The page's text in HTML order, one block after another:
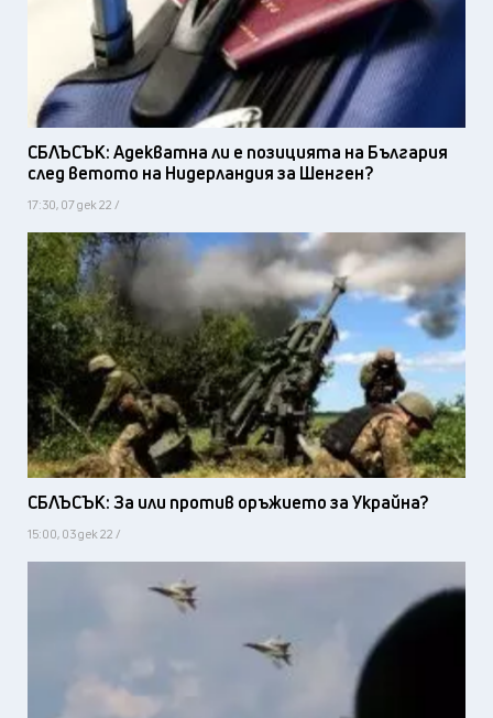
СБЛЪСЪК: Адекватна ли е позицията на България
след ветото на Нидерландия за Шенген?
17:30, 07 дек 22 /
СБЛЪСЪК: За или против оръжието за Украйна?
15:00, 03 дек 22 /